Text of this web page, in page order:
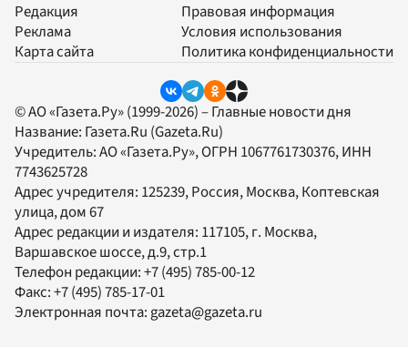
Редакция
Реклама
Карта сайта
Правовая информация
Условия использования
Политика конфиденциальности
© АО «Газета.Ру» (1999-2026) – Главные новости дня
Название: Газета.Ru (Gazeta.Ru)
Учредитель:АО «Газета.Ру», ОГРН 1067761730376, ИНН
7743625728
Адрес учредителя: 125239, Россия, Москва, Коптевская
улица, дом 67
Адрес редакции и издателя: 117105, г. Москва,
Варшавское шоссе, д.9, стр.1
Телефон редакции:+7 (495) 785-00-12
Факс:+7 (495) 785-17-01
Электронная почта:gazeta@gazeta.ru